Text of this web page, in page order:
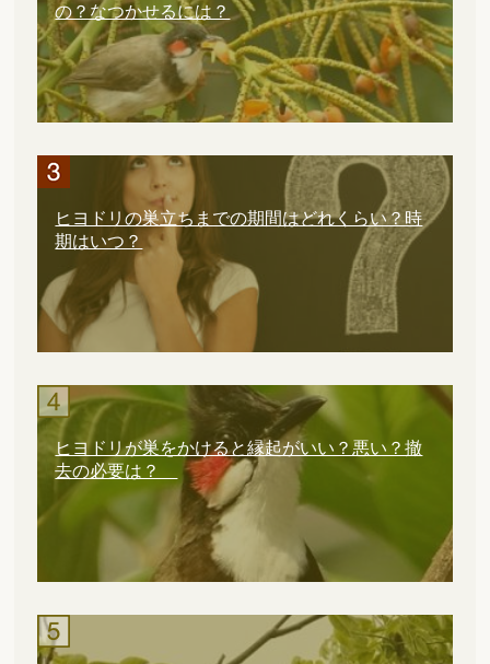
の？なつかせるには？
ヒヨドリの巣立ちまでの期間はどれくらい？時
期はいつ？
ヒヨドリが巣をかけると縁起がいい？悪い？撤
去の必要は？